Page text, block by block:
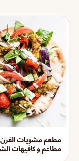
مطعم مشويات الفرن
مطاعم و كافيهات